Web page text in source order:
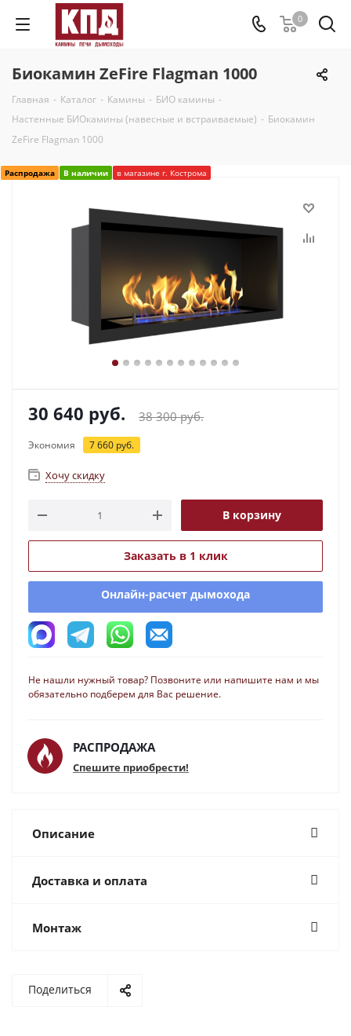
0
Биокамин ZeFire Flagman 1000
Главная - Каталог - Камины - БИО камины -
Настенные БИОкамины (навесные и встраиваемые) - Биокамин
ZeFire Flagman 1000
Распродажа В наличии в магазине г. Кострома
30 640 руб. 38 300руб.
Экономия 7 660 руб.
Хочу скидку
В корзину
Заказать в 1 клик
Онлайн-расчет дымохода
Не нашли нужный товар? Позвоните или напишите нам и мы
обязательно подберем для Вас решение.
РАСПРОДАЖА
Спешите приобрести!
Описание
Доставка и оплата
Монтаж
Поделиться